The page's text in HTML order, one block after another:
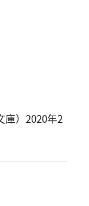
庫）2020年2